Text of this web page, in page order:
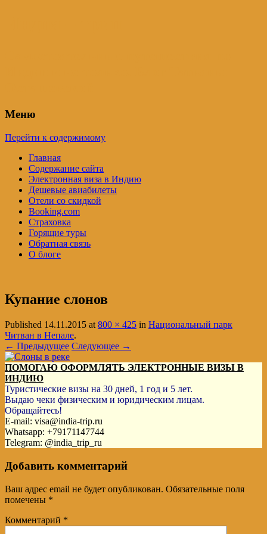
Меню
Перейти к содержимому
Главная
Содержание сайта
Электронная виза в Индию
Дешевые авиабилеты
Отели со скидкой
Booking.com
Страховка
Горящие туры
Обратная связь
О блоге
Купание слонов
Published 14.11.2015 at 800 × 425 in Национальный парк
Читван в Непале.
← Предыдущее Следующее →
ПОМОГАЮ ОФОРМЛЯТЬ ЭЛЕКТРОННЫЕ ВИЗЫ В
ИНДИЮ
Туристические визы на 30 дней, 1 год и 5 лет.
Выдаю чеки физическим и юридическим лицам.
Обращайтесь!
E-mail: visa@india-trip.ru
Whatsapp: +79171147744
Telegram: @india_trip_ru
Добавить комментарий
Ваш адрес email не будет опубликован. Обязательные поля
помечены *
Комментарий *